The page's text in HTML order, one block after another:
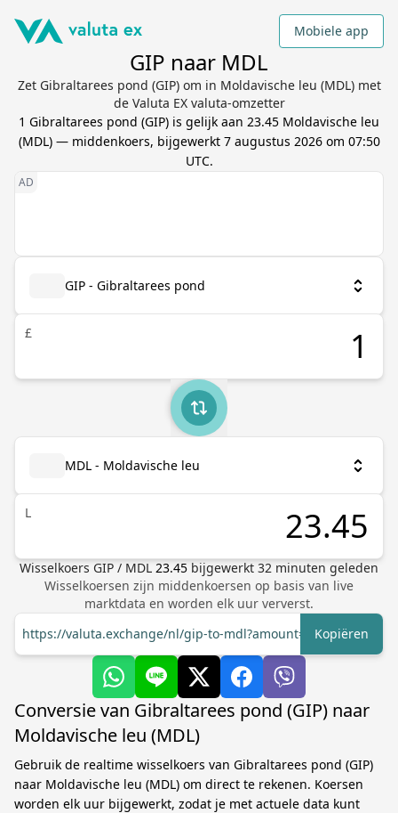
Mobiele app
GIP naar MDL
Zet Gibraltarees pond (GIP) om in Moldavische leu (MDL) met
de Valuta EX valuta-omzetter
1 Gibraltarees pond (GIP) is gelijk aan 23.45 Moldavische leu
(MDL) — middenkoers, bijgewerkt 7 augustus 2026 om 07:50
UTC.
GIP - Gibraltarees pond
£
MDL - Moldavische leu
L
Wisselkoers GIP / MDL 23.45 bijgewerkt 32 minuten geleden
Wisselkoersen zijn middenkoersen op basis van live
marktdata en worden elk uur ververst.
https://valuta.exchange/nl/gip-to-mdl?amount=1
Kopiëren
Conversie van Gibraltarees pond (GIP) naar
Moldavische leu (MDL)
Gebruik de realtime wisselkoers van Gibraltarees pond (GIP)
naar Moldavische leu (MDL) om direct te rekenen. Koersen
worden elk uur bijgewerkt, zodat je met actuele data kunt